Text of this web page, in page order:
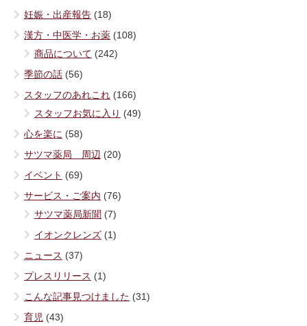
妊娠・出産報告 (18)
漢方・中医学・お薬 (108)
商品について (242)
季節の話 (56)
スタッフのあれこれ (166)
スタッフお気に入り (49)
心を楽に (58)
サツマ薬局 周辺 (20)
イベント (69)
サービス・ご案内 (76)
サツマ薬局新聞 (7)
イオンクレンズ (1)
ニュース (37)
プレスリリース (1)
こんな記事見つけました (31)
育児 (43)